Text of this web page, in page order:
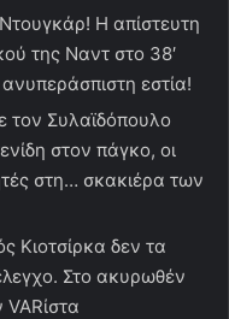
Ντουγκάρ! Η απίστευτη
της Ναντ στο 38′
εστία!
τον Συλαϊδόπουλο
στον πάγκο, οι
στη… σκακιέρα των
Κιοτσίρκα δεν τα
Στο ακυρωθέν